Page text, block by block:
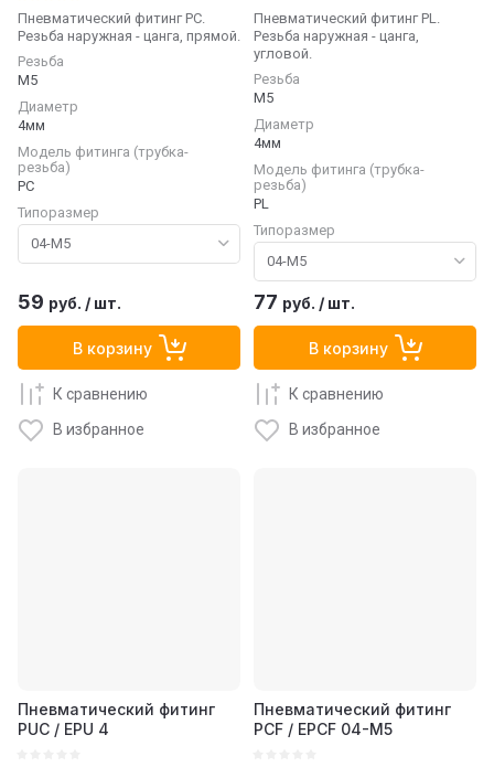
Пневматический фитинг PC.
Резьба наружная - цанга, прямой.
Резьба
М5
Диаметр
4мм
Модель фитинга (трубка-
резьба)
PC
Типоразмер
59 руб. / шт.
В корзину
К сравнению
В избранное
Пневматический фитинг PL.
Резьба наружная - цанга,
угловой.
Резьба
М5
Диаметр
4мм
Модель фитинга (трубка-
резьба)
PL
Типоразмер
77 руб. / шт.
В корзину
К сравнению
В избранное
Пневматический фитинг
PUC / EPU 4
Пневматический фитинг
PCF / EPCF 04-M5